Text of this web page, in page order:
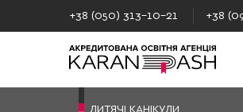
+38 (050) 313–10-21 +38
ДИТЯЧІ КАНІКУЛИ